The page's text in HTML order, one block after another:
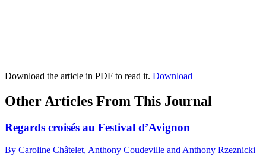
Download the article in PDF to read it. Download
Other Articles From This Journal
Regards croisés au Festival d’Avignon
By Caroline Châtelet, Anthony Coudeville and Anthony Rzeznicki